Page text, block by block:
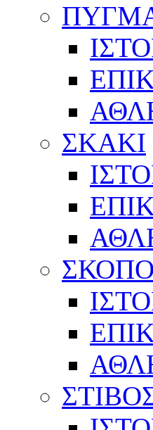
ΣΚΑΚΙ